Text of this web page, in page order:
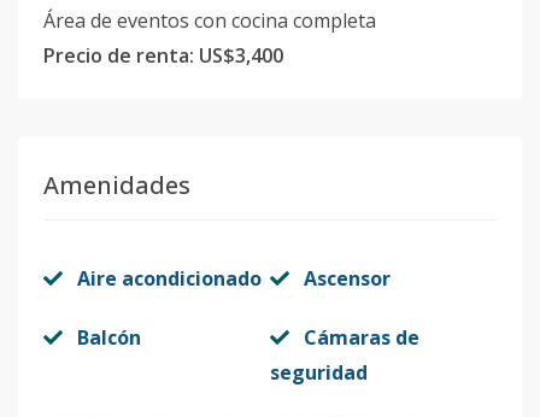
Área de eventos con cocina completa
Precio de renta: US$3,400
Amenidades
Aire acondicionado Ascensor
Balcón
Cámaras de
seguridad